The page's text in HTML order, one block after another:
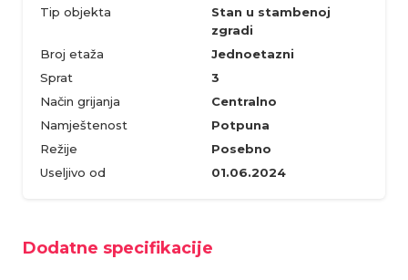
Tip objekta
Stan u stambenoj
zgradi
Broj etaža
Jednoetazni
Sprat
3
Način grijanja
Centralno
Namještenost
Potpuna
Režije
Posebno
Useljivo od
01.06.2024
Dodatne specifikacije